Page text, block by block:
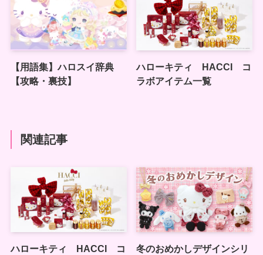
【用語集】ハロスイ辞典
【攻略・裏技】
ハローキティ HACCI コ
ラボアイテム一覧
関連記事
ハローキティ HACCI コ
冬のおめかしデザインシリ